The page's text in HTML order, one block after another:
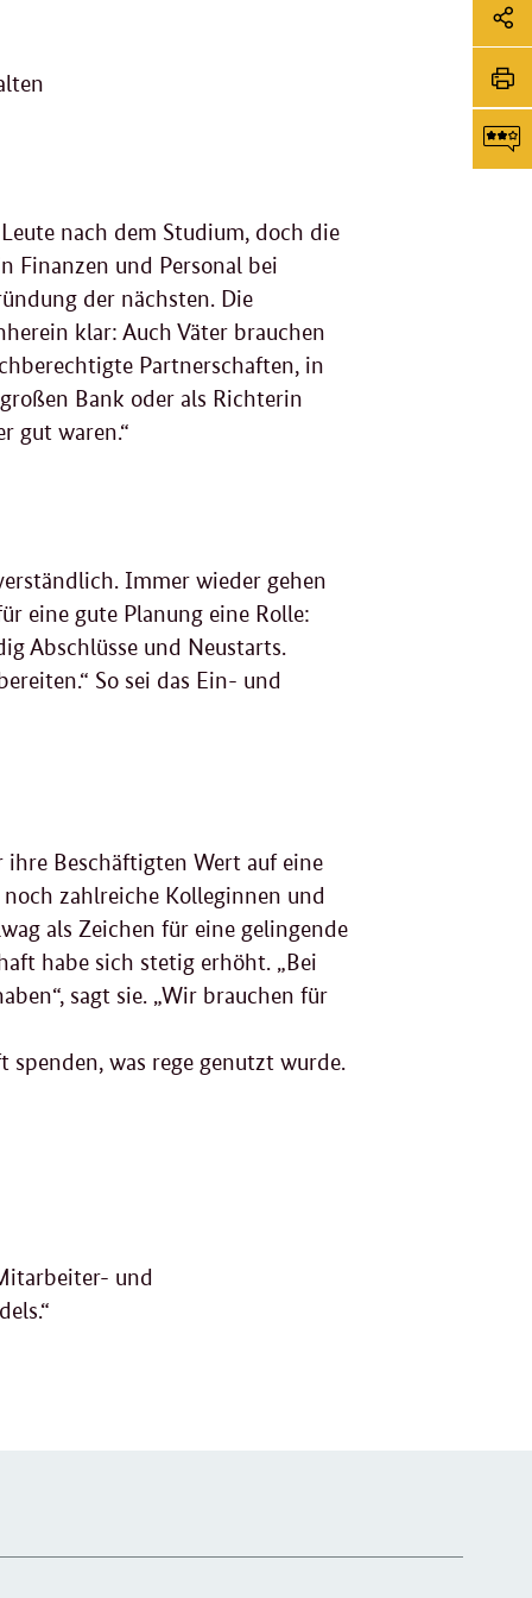
nach dem Studium, doch die
Finanzen und Personal bei
der nächsten. Die
klar: Auch Väter brauchen
Partnerschaften, in
Bank oder als Richterin
gut waren.“
Immer wieder gehen
eine gute Planung eine Rolle:
Abschlüsse und Neustarts.
So sei das Ein- und
Beschäftigten Wert auf eine
zahlreiche Kolleginnen und
als Zeichen für eine gelingende
habe sich stetig erhöht. „Bei
sagt sie. „Wir brauchen für
was rege genutzt wurde.
und